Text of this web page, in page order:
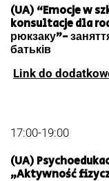
(UA) “Emocje w
konsultacje dla
рюкзаку”-
батьків
Link do
17:00-19:00
(UA)
„Aktywność